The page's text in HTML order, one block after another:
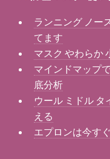
ランニング ノー
てます
マスク やわらか
マインドマップ
底分析
ウール ミドル
える
エプロンは今す